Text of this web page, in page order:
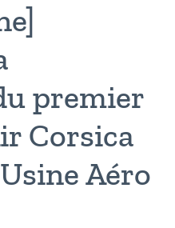
premier
Corsica
Aéro